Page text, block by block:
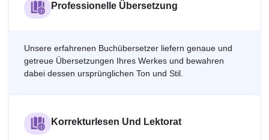
Professionelle Übersetzung
Unsere erfahrenen Buchübersetzer liefern genaue und
getreue Übersetzungen Ihres Werkes und bewahren
dabei dessen ursprünglichen Ton und Stil.
Korrekturlesen Und Lektorat